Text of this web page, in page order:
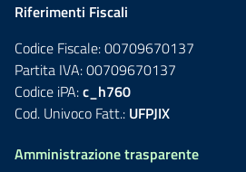
Riferimenti Fiscali
Codice Fiscale: 00709670137
Partita IVA: 00709670137
Codice iPA:c_h760
Cod. Univoco Fatt.: UFPJIX
Amministrazione trasparente